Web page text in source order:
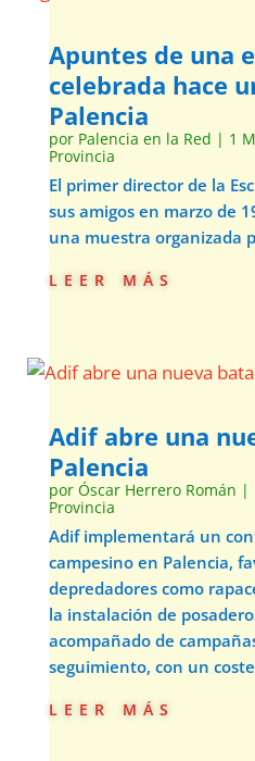
Apuntes de una
celebrada hace
Palencia
por Palencia en la Red | 1
Provincia
El primer director de la
sus amigos en marzo de
una muestra organizada
leer más
Adif abre una
Palencia
por Óscar Herrero Román |
Provincia
Adif implementará un
campesino en Palencia,
depredadores como
la instalación de
acompañado de
seguimiento, con un
leer más